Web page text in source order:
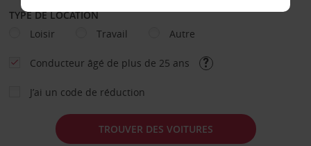
TYPE DE LOCATION
Loisir
Travail Autre
Conducteur âgé de plus de 25 ans
J’ai un code de réduction
TROUVER DES VOITURES